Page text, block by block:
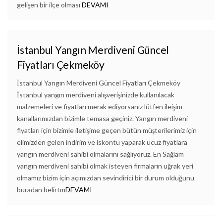
gelişen bir ilçe olması DEVAMI
İstanbul Yangın Merdiveni Güncel
Fiyatları Çekmeköy
İstanbul Yangın Merdiveni Güncel Fiyatları Çekmeköy
İstanbul yangın merdiveni alışverişinizde kullanılacak
malzemeleri ve fiyatları merak ediyorsanız lütfen ileişim
kanallarımızdan bizimle temasa geçiniz. Yangın merdiveni
fiyatları için bizimle iletişime geçen bütün müşterilerimiz için
elimizden gelen indirim ve iskontu yaparak ucuz fiyatlara
yangın merdiveni sahibi olmalarını sağlıyoruz. En Sağlam
yangın merdiveni sahibi olmak isteyen firmaların uğrak yeri
olmamız bizim için açımızdan sevindirici bir durum olduğunu
buradan belirtmDEVAMI